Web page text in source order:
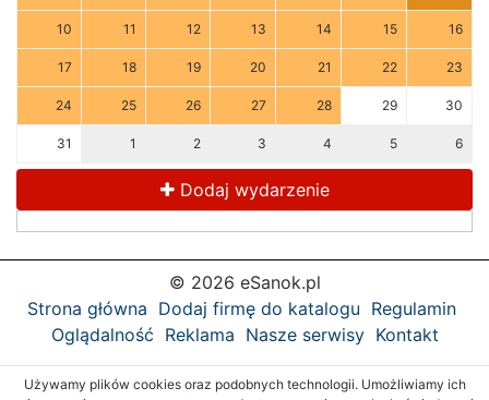
10 11 12 13 14 15 16
17 18 19 20 21 22 23
24 25 26 27 28 29 30
31 1 2 3 4 5 6
Dodaj wydarzenie
© 2026 eSanok.pl
Strona główna Dodaj firmę do katalogu Regulamin
Oglądalność Reklama Nasze serwisy Kontakt
Używamy plików cookies oraz podobnych technologii. Umożliwiamy ich